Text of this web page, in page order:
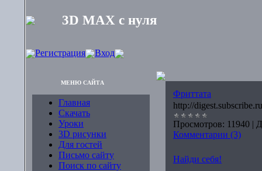
3D MAX с нуля
Регистрация Вход
МЕНЮ САЙТА
Главная
Скачать
Уроки
3D рисунки
Для гостей
Письмо сайту
Поиск по сайту
Фриттата
http://
Просмотров: 11940 |
Комментарии (3)
Найди себя!